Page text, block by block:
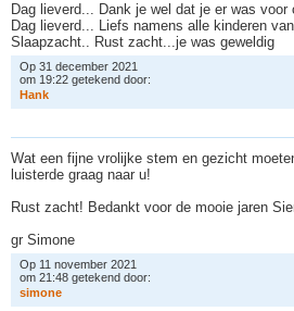
Dag lieverd... Dank je wel dat je er was voor
Dag lieverd... Liefs namens alle kinderen
Slaapzacht.. Rust zacht...je was geweldig
Op 31 december 2021
om 19:22 getekend door:
Hank
Wat een fijne vrolijke stem en gezicht
luisterde graag naar u!
Rust zacht! Bedankt voor de mooie jaren
gr Simone
Op 11 november 2021
om 21:48 getekend door:
simone